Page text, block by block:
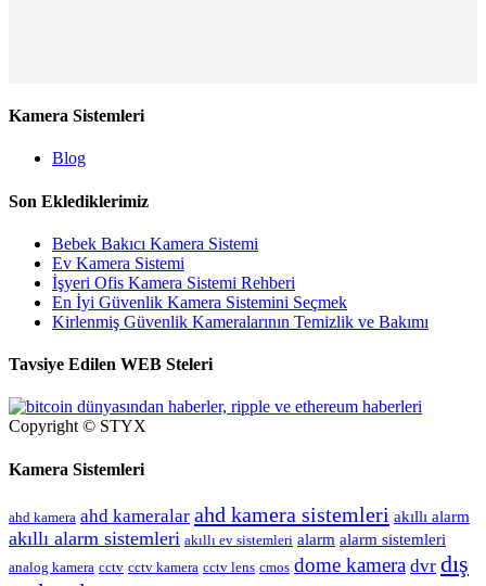
Kamera Sistemleri
Blog
Son Eklediklerimiz
Bebek Bakıcı Kamera Sistemi
Ev Kamera Sistemi
İşyeri Ofis Kamera Sistemi Rehberi
En İyi Güvenlik Kamera Sistemini Seçmek
Kirlenmiş Güvenlik Kameralarının Temizlik ve Bakımı
Tavsiye Edilen WEB Steleri
Copyright © STYX
Kamera Sistemleri
ahd kamera ahd kameralar ahd kamera sistemleri akıllı alarm
akıllı alarm sistemleri akıllı ev sistemleri alarm alarm sistemleri
analog kamera cctv cctv kamera cctv lens cmos dome kamera dvr dış